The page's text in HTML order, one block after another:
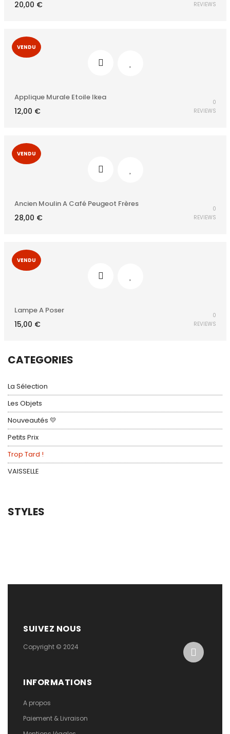
CATEGORIES
La Sélection
Les Objets
Nouveautés 💛
Petits Prix
Trop Tard !
VAISSELLE
STYLES
20,00 €
REVIEWS
VENDU
Applique Murale Etoile Ikea
12,00 €
0
REVIEWS
VENDU
Ancien Moulin A Café Peugeot Frères
28,00 €
0
REVIEWS
VENDU
Lampe A Poser
15,00 €
0
REVIEWS
SUIVEZ NOUS
Copyright © 2024
INFORMATIONS
A propos
Paiement & Livraison